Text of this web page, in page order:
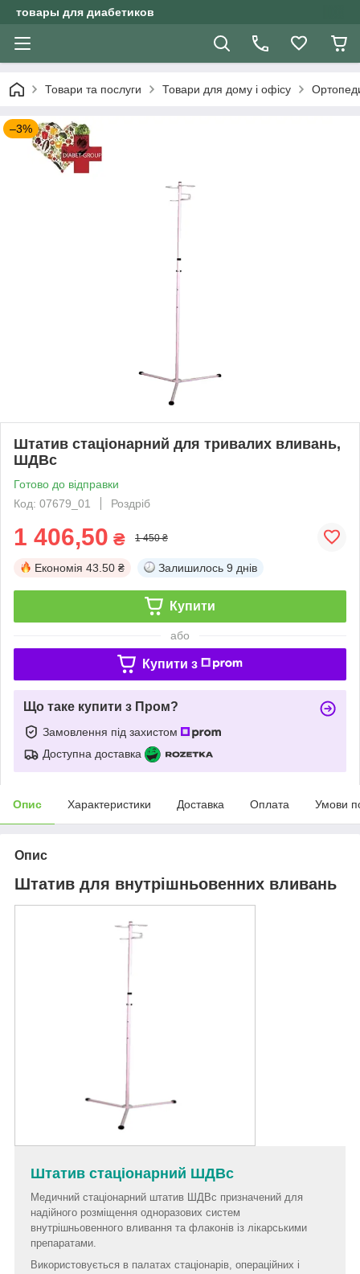
товары для диабетиков
Товари та послуги Товари для дому і офісу
–3%
Штатив стаціонарний для тривалих вливань,
ШДВc
Готово до відправки
Код: 07679_01
Роздріб
1 406,50 ₴ 1 450 ₴
Економія 43.50 ₴ Залишилось 9 днів
Купити
або
Купити з
Що таке купити з Пром?
Замовлення під захистом
Доступна доставка
Опис Характеристики Доставка Оплата Умови
Опис
Штатив для внутрішньовенних вливань
Штатив стаціонарний ШДВс
Медичний стаціонарний штатив ШДВс призначений для
надійного розміщення одноразових систем
внутрішньовенного вливання та флаконів із лікарськими
препаратами.
Використовується в палатах стаціонарів, операційних і